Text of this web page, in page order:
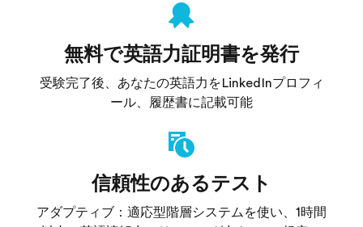
無料で英語力証明書を発行
受験完了後、あなたの英語力をLinkedInプロフィ
ール、履歴書に記載可能
信頼性のあるテスト
アダプティブ：適応型階層システムを使い、1時間